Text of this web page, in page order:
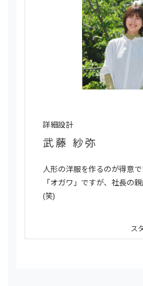
詳細設計
武藤 紗弥
人形の洋服を作るのが得意
「オガワ」ですが、社長の
(笑)
ス